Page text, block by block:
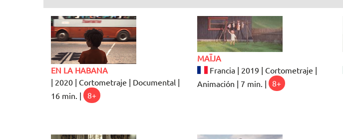
EN LA HABANA
| 2020 | Cortometraje | Documental |
16 min. |
8+
MAÏJA
Francia | 2019 | Cortometraje |
Animación | 7 min. |
8+